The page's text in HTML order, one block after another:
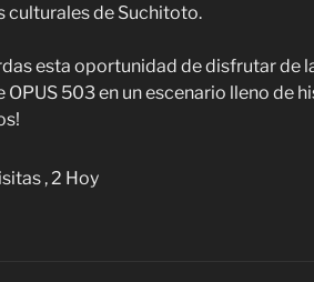
culturales de Suchitoto.
esta oportunidad de disfrutar de
OPUS 503 en un escenario lleno de
, 2 Hoy